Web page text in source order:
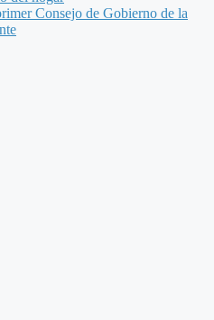
Consejo de Gobierno de la